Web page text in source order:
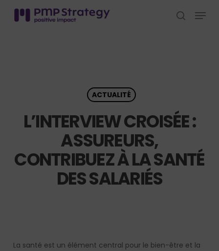
search
Menu
ACTUALITÉ
L’INTERVIEW CROISÉE :
ASSUREURS,
CONTRIBUEZ À LA SANTÉ
DES SALARIÉS
La santé est un élément central pour le bien-être et la